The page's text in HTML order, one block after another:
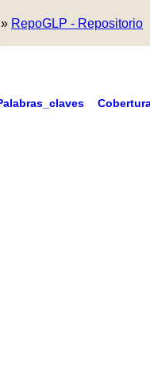
» RepoGLP - Repositorio